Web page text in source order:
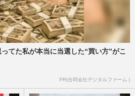
てた私が本当に当選した“買い方”がこ
PR(合同会社デジタルファーム )